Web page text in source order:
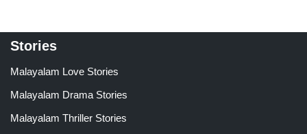
Stories
Malayalam Love Stories
Malayalam Drama Stories
Malayalam Thriller Stories